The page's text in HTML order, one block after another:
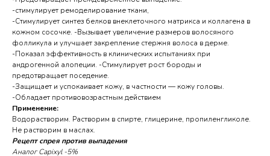
-стимулирует ремоделирование ткани,
-Стимулирует синтез белков внеклеточного матрикса и коллагена в
кожном сосочке. -Вызывает увеличение размеров волосяного
фолликула и улучшает закрепление стержня волоса в дерме.
-Показал эффективность в клинических испытаниях при
андрогенной алопеции. -Стимулирует рост бороды и
предотвращает поседение.
-Защищает и успокаивает кожу, в частности — кожу головы.
-Обладает противовозрастным действием
Применение:
Водорастворим. Растворим в спирте, глицерине, пропиленгликоле.
Не растворим в маслах.
Рецепт спрея против выпадения
Аналог Capixyl -5%